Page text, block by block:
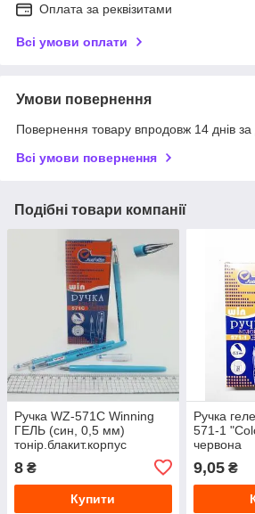
Оплата за реквізитами
Всі умови оплати
Умови повернення
Повернення товару впродовж 14 днів
Всі умови повернення
Подібні товари компанії
Ручка WZ-571С Winning
ГЕЛЬ (син, 0,5 мм)
тонір.блакит.корпус
8 ₴
Купити
Ручка
571-1
червона
9,05₴